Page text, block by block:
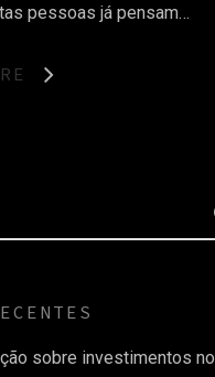
pessoas já pensam…
sobre investimentos no